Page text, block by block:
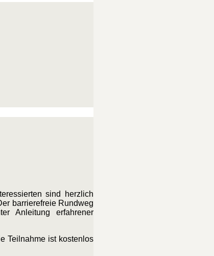
sind herzlich
barrierefreie Rundweg
Anleitung erfahrener
Teilnahme ist kostenlos